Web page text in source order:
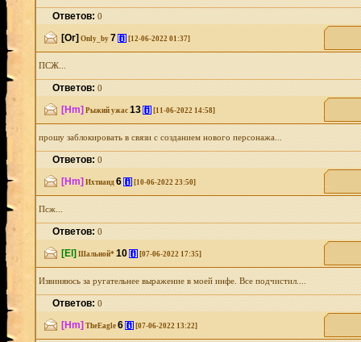
Ответов:0
[Or] Only_by 7 [i] [12-06-2022 01:37]
ПСЖ...
Ответов:0
[Hm] Рыжий ужас 13 [i] [11-06-2022 14:58]
прошу заблокировать в связи с созданием нового персонажа...
Ответов:0
[Hm] Ихтианд 6 [i] [10-06-2022 23:50]
Псж...
Ответов:0
[El] Шальной* 10 [i] [07-06-2022 17:35]
Извиняюсь за ругательнее выражение в моей инфе. Все подчистил....
Ответов:0
[Hm] TheEagle 6 [i] [07-06-2022 13:22]